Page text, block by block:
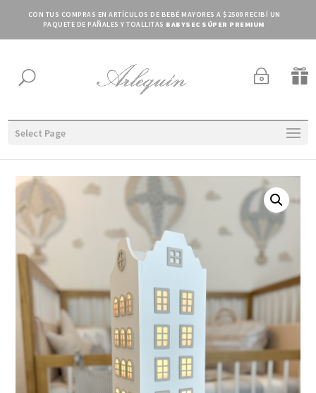
CON TUS COMPRAS EN ARTÍCULOS DE BEBÉ MAYORES A $2500 RECIBÍ UN
PAQUETE DE PAÑALES Y TOALLITAS BABYSEC SÚPER PREMIUM
U ~ 
Select Page